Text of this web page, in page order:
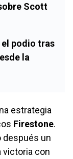
Scott
podio tras
la
estrategia
Firestone.
después un
victoria con